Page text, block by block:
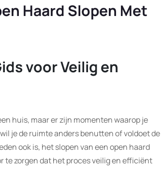
Haard Slopen Met
voor Veilig en
huis, maar er zijn momenten waarop je
je de ruimte anders benutten of voldoet de
ook is, het slopen van een open haard
te zorgen dat het proces veilig en efficiënt